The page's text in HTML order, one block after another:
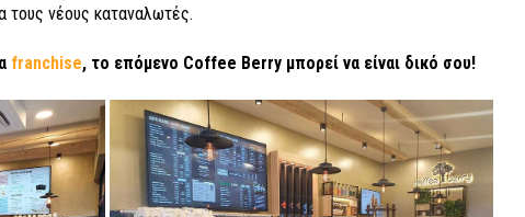
νέους καταναλωτές.
franchise, το επόμενο Coffee Berry μπορεί να είναι δικό σου!